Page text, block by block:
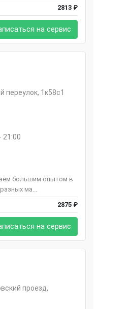
2813 ₽
на сервис
переулок, 1к58с1
21:00
большим опытом в
ма...
2875 ₽
на сервис
проезд,